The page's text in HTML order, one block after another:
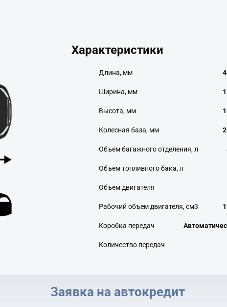
Характеристики
Длина, мм
Ширина, мм
Высота, мм
Колесная база, мм
Объем багажного отделения, л
Объем топливного бака, л
Объем двигателя
Рабочий объем двигателя, см3
Коробка передач
Количество передач
Заявка на автокредит